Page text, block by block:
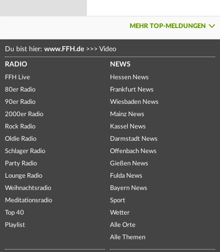
MEHR TOP-MELDUNGEN
Du bist hier: www.FFH.de >>> Video
RADIO
FFH Live
80er Radio
90er Radio
2000er Radio
Rock Radio
Oldie Radio
Schlager Radio
Party Radio
Lounge Radio
Weihnachtsradio
Meditationsradio
Top 40
Playlist
NEWS
Hessen News
Frankfurt News
Wiesbaden News
Mainz News
Kassel News
Darmstadt News
Offenbach News
Gießen News
Fulda News
Bayern News
Sport
Wetter
Alle Orte
Alle Themen